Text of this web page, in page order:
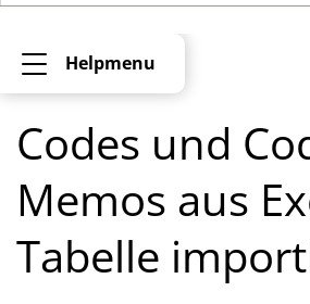
Helpmenu
Codes und
Memos aus
Tabelle